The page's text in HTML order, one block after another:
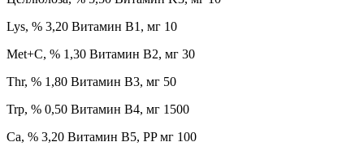
Lys, % 3,20 Витамин B1, мг 10
Met+C, % 1,30 Витамин B2, мг 30
Thr, % 1,80 Витамин B3, мг 50
Trp, % 0,50 Витамин B4, мг 1500
Ca, % 3,20 Витамин B5, PP мг 100